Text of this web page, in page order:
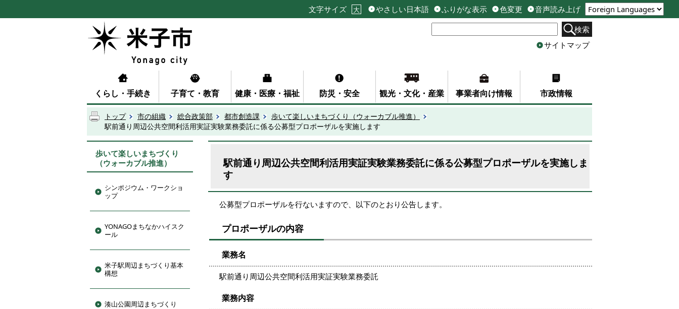
文字サイズ 大 やさしい日本語 ふりがな表示 色変更
音声読み上げ
検索
サイトマップ
くらし・手続き 子育て・教育 健康・医療・福祉 防災・安全 観光・文化・産業 事業者向け情報 市政情報
トップ 市の組織 総合政策部 都市創造課
歩いて楽しいまちづくり（ウォーカブル推進）
駅前通り周辺公共空間利活用実証実験業務委託に係る公募型プロポーザルを実施します
歩いて楽しいまちづくり
（ウォーカブル推進）
シンポジウム・ワークショ
ップ
YONAGOまちなかハイスク
ール
米子駅周辺まちづくり基本
構想
湊山公園周辺まちづくり
駅前通り周辺公共空間利活用実証実験業務委託に係る公募型プロポーザルを実施しま
す
公募型プロポーザルを行ないますので、以下のとおり公告します。
プロポーザルの内容
業務名
駅前通り周辺公共空間利活用実証実験業務委託
業務内容